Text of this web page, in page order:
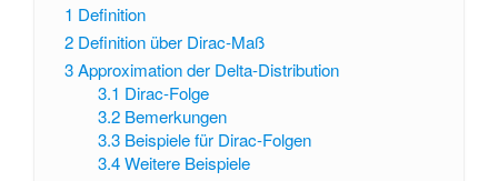
1 Definition
2 Definition über Dirac-Maß
3Approximation der Delta-Distribution
3.1 Dirac-Folge
3.2 Bemerkungen
3.3 Beispiele für Dirac-Folgen
3.4 Weitere Beispiele